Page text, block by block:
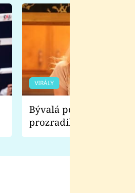
VIRÁLY
Bývalá pornoherečka
prozradila, co ji
natáčení Euforie.